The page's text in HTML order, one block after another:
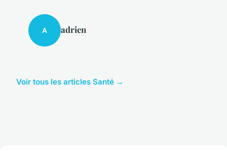
A adrien
Voir tous les articles Santé →